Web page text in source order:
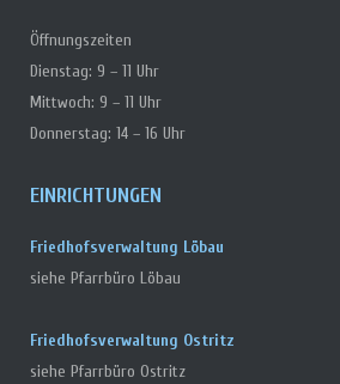
Öffnungszeiten
Dienstag: 9 – 11 Uhr
Mittwoch: 9 – 11 Uhr
Donnerstag: 14 – 16 Uhr
EINRICHTUNGEN
Friedhofsverwaltung Löbau
siehe Pfarrbüro Löbau
Friedhofsverwaltung Ostritz
siehe Pfarrbüro Ostritz